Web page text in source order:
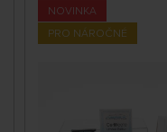
NOVINKA
PRO NÁROČNÉ